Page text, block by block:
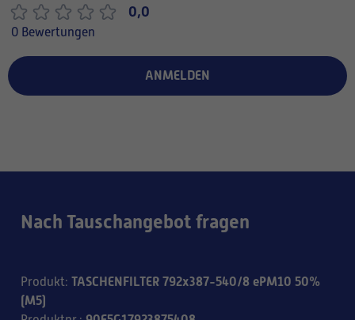
0,0
0 Bewertungen
ANMELDEN
Nach Tauschangebot fragen
Produkt: TASCHENFILTER 792x387-540/8 ePM10 50%
(M5)